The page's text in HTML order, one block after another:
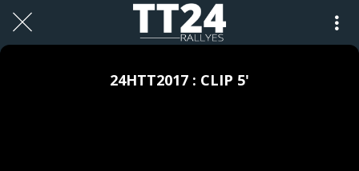
24HTT2017 : CLIP 5'